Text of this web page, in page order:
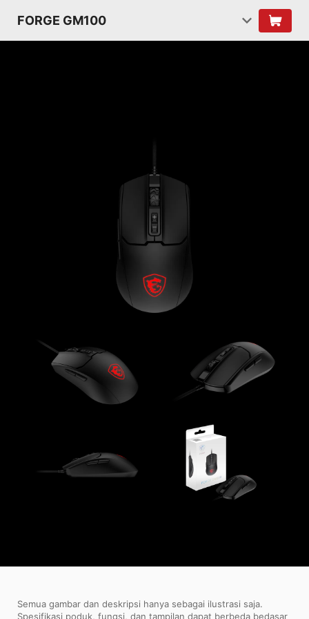
FORGE GM100
Semua gambar dan deskripsi hanya sebagai ilustrasi saja.
Spesifikasi poduk, fungsi, dan tampilan dapat berbeda bedasar